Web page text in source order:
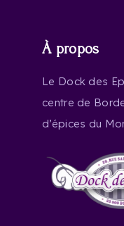
À propos
Le Dock des
centre de
d’épices du